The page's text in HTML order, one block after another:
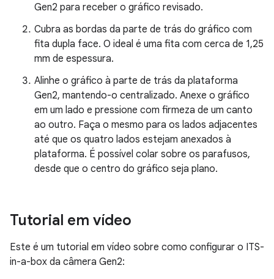
Gen2 para receber o gráfico revisado.
Cubra as bordas da parte de trás do gráfico com
fita dupla face. O ideal é uma fita com cerca de 1,25
mm de espessura.
Alinhe o gráfico à parte de trás da plataforma
Gen2, mantendo-o centralizado. Anexe o gráfico
em um lado e pressione com firmeza de um canto
ao outro. Faça o mesmo para os lados adjacentes
até que os quatro lados estejam anexados à
plataforma. É possível colar sobre os parafusos,
desde que o centro do gráfico seja plano.
Tutorial em vídeo
Este é um tutorial em vídeo sobre como configurar o ITS-
in-a-box da câmera Gen2: